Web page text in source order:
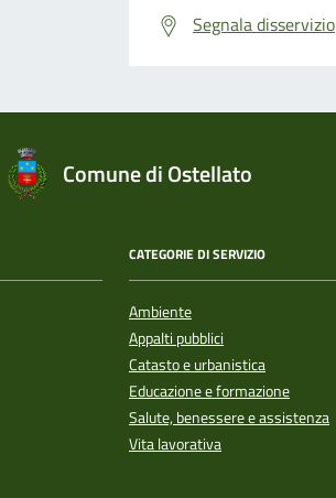
Segnala disservizio
Comune di Ostellato
CATEGORIE DI SERVIZIO
Ambiente
Appalti pubblici
Catasto e urbanistica
Educazione e formazione
Salute, benessere e assistenza
Vita lavorativa